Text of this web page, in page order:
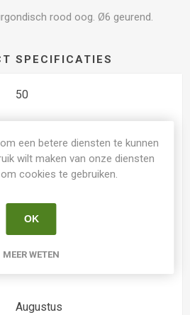
rood oog. Ø6 geurend.
SPECIFICATIES
50
Nee
6.0
Augustus
een betere diensten te kunnen
wilt maken van onze diensten
cookies te gebruiken.
OK
MEER WETEN